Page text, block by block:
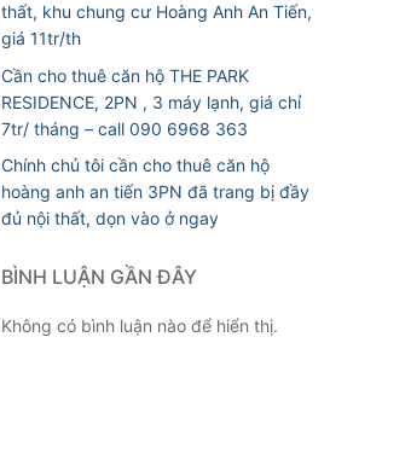
thất, khu chung cư Hoàng Anh An Tiến,
giá 11tr/th
Cần cho thuê căn hộ THE PARK
RESIDENCE, 2PN , 3 máy lạnh, giá chỉ
7tr/ tháng – call 090 6968 363
Chính chủ tôi cần cho thuê căn hộ
hoàng anh an tiến 3PN đã trang bị đầy
đủ nội thất, dọn vào ở ngay
BÌNH LUẬN GẦN ĐÂY
Không có bình luận nào để hiển thị.